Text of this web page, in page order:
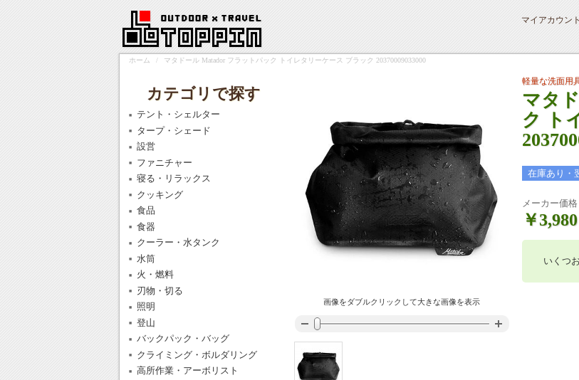
マイアカウント
ホーム / マタドール Matador フラットパック トイレタリーケース ブラック 20370009033000
軽量な洗面用
マタ
ク ト
在庫あり・
メーカー価格
￥3,980
いくつ
画像をダブルクリックして大きな画像を表示
カテゴリで探す
テント・シェルター
タープ・シェード
設営
ファニチャー
寝る・リラックス
クッキング
食品
食器
クーラー・水タンク
水筒
火・燃料
刃物・切る
照明
登山
バックパック・バッグ
クライミング・ボルダリング
高所作業・アーボリスト